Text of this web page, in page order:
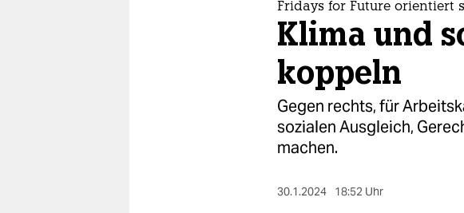
Fridays for Future orientiert
Klima und
koppeln
Gegen rechts, für
sozialen Ausgleich,
machen.
30.1.2024 18:52 Uhr